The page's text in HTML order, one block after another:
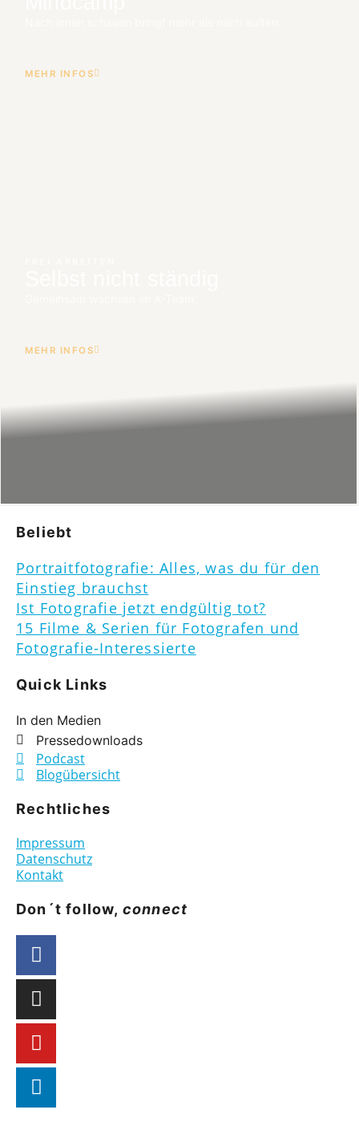
MEHR INFOS
MEHR INFOS
Beliebt
Portraitfotografie: Alles, was du für den
Einstieg brauchst
Ist Fotografie jetzt endgültig tot?
15 Filme & Serien für Fotografen und
Fotografie-Interessierte
Quick Links
In den Medien
Pressedownloads
Podcast
Blogübersicht
Rechtliches
Impressum
Datenschutz
Kontakt
Don´t follow, connect